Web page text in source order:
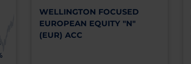
WELLINGTON FOCUSED
EUROPEAN EQUITY "N"
(EUR) ACC